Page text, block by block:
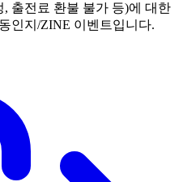
출전료 환불 불가 등)에 대한
인지/ZINE 이벤트입니다.